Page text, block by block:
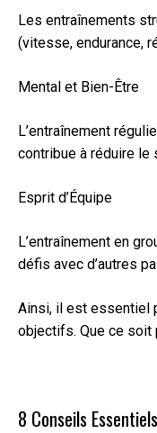
Les entraînements
(vitesse, endurance,
Mental et Bien-Être
L’entraînement
contribue à réduire le
Esprit d’Équipe
L’entraînement en
défis avec d’autres
Ainsi, il est essentiel
objectifs. Que ce soit
8 Conseils